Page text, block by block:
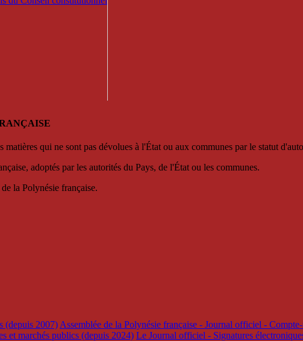
matières qui ne sont pas dévolues à l'État ou aux communes par le statut
adoptés par les autorités du Pays, de l'État ou les communes.
la Polynésie française.
(depuis 2007) Assemblée de la Polynésie française - Journal officiel -
et marchés publics (depuis 2024) Le Journal officiel - Signatures